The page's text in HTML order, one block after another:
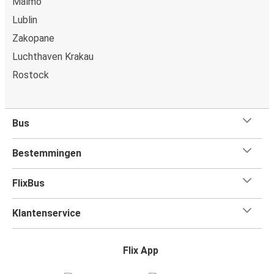
Lublin
Zakopane
Luchthaven Krakau
Rostock
Bus
Bestemmingen
FlixBus
Klantenservice
Flix App